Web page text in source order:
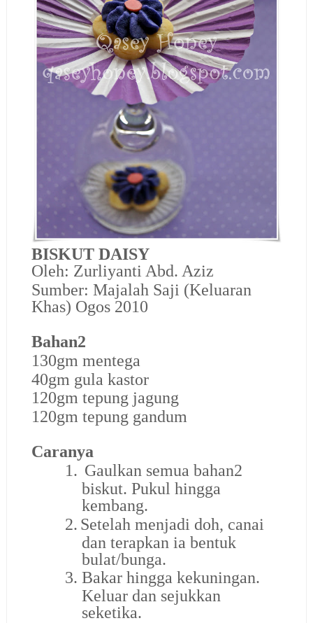
BISKUT DAISY
Oleh: Zurliyanti Abd. Aziz
Sumber: Majalah Saji (Keluaran
Khas) Ogos 2010
Bahan2
130gm mentega
40gm gula kastor
120gm tepung jagung
120gm tepung gandum
Caranya
1. Gaulkan semua bahan2
biskut. Pukul hingga
kembang.
2. Setelah menjadi doh, canai
dan terapkan ia bentuk
bulat/bunga.
3. Bakar hingga kekuningan.
Keluar dan sejukkan
seketika.